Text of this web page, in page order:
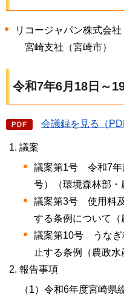
リコージャパン株式会社
宮崎支社（宮崎市）
令和7年6月18日～
会議録を見る（
議案
議案第1号
令和7
号）（環境森林部・
議案第3号
使用料
する条例について（
議案第10号
う な
止する条例（農政水
報告事項
（1）令和6年度宮崎